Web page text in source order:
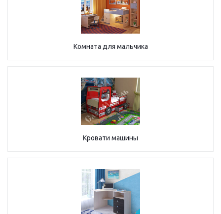
Комната для мальчика
Кровати машины